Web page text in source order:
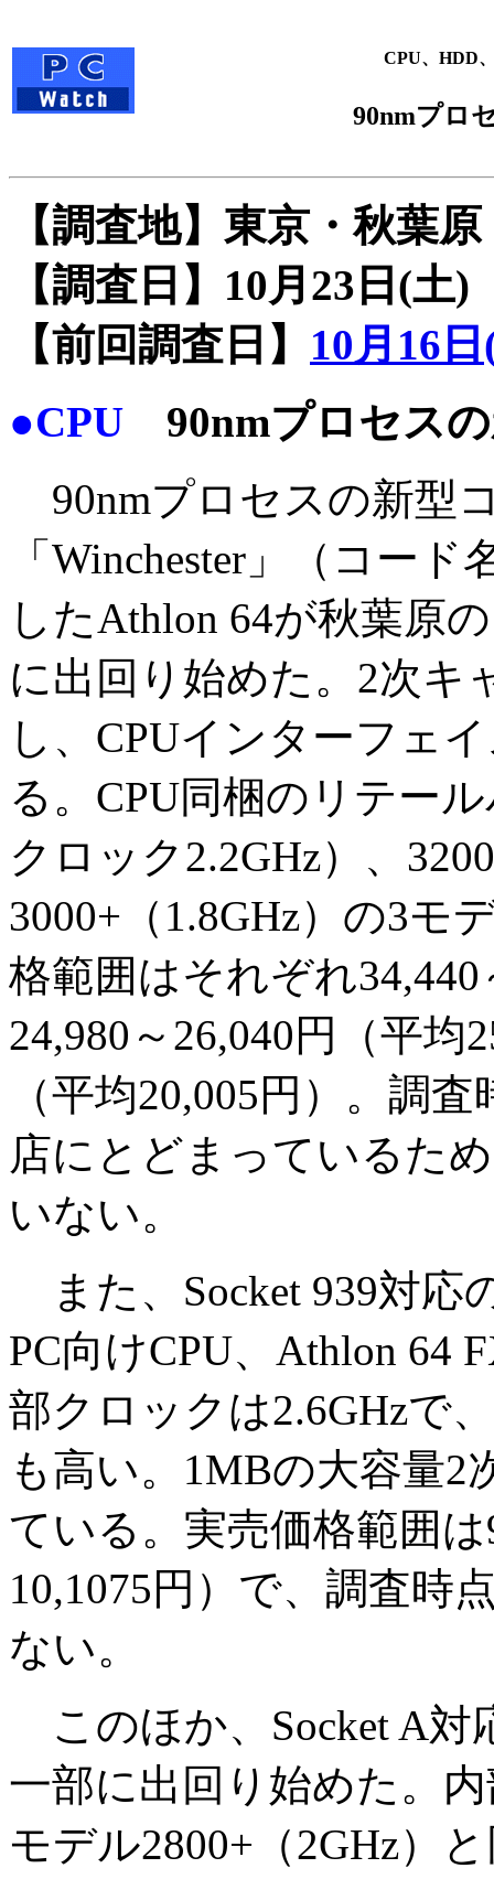
CPU、HDD
90nmプロ
【調査地】東京・秋葉原
【調査日】10月23日(土)
【前回調査日】 10月16
●CPU 90nmプロセス
90nmプロセスの新型
「Winchester」（コード
したAthlon 64が秋葉原
に出回り始めた。2次キ
し、CPUインターフェ
る。CPU同梱のリテー
クロック2.2GHz）、
3000+（1.8GHz）の3モ
格範囲はそれぞれ34,440
24,980～26,040円（平均
（平均20,005円）。調
店にとどまっているた
いない。
また、Socket 939対応
PC向けCPU、Athlon 64
部クロックは2.6GHzで
も高い。1MBの大容量
ている。実売価格範囲は
10,1075円）で、調査時
ない。
このほか、Socket A対
一部に出回り始めた。
モデル2800+（2GHz）